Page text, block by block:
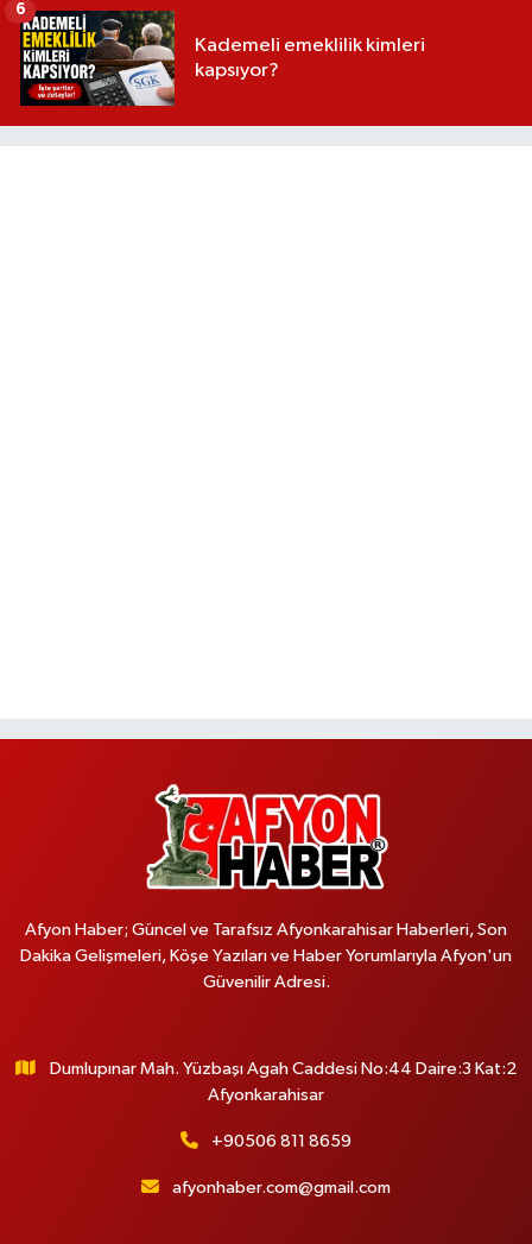
Kademeli emeklilik kimleri
kapsıyor?
6
Afyon Haber; Güncel ve Tarafsız Afyonkarahisar Haberleri, Son
Dakika Gelişmeleri, Köşe Yazıları ve Haber Yorumlarıyla Afyon'un
Güvenilir Adresi.
Dumlupınar Mah. Yüzbaşı Agah Caddesi No:44 Daire:3 Kat:2
Afyonkarahisar
+90506 811 8659
afyonhaber.com@gmail.com